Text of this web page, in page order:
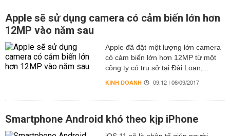
Apple sẽ sử dụng camera có cảm biến lớn hơn
12MP vào năm sau
Apple đã đặt một lượng lớn camera
có cảm biến lớn hơn 12MP từ một
công ty có trụ sở tại Đài Loan,...
KINH DOANH 09:12 | 06/09/2017
Smartphone Android khó theo kịp iPhone